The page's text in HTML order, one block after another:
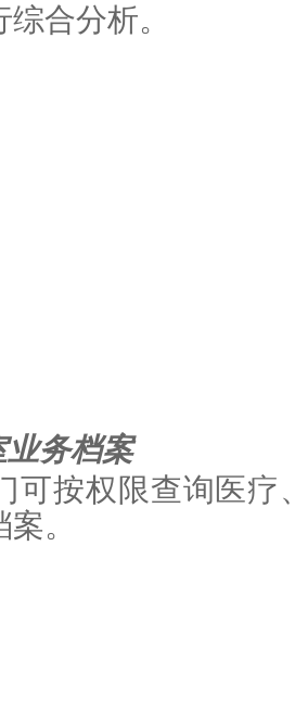
合分析。
业务档案
按权限查询医疗
。